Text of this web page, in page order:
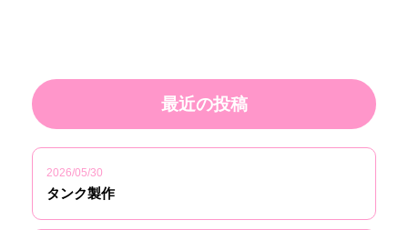
最近の投稿
2026/05/30
タンク製作